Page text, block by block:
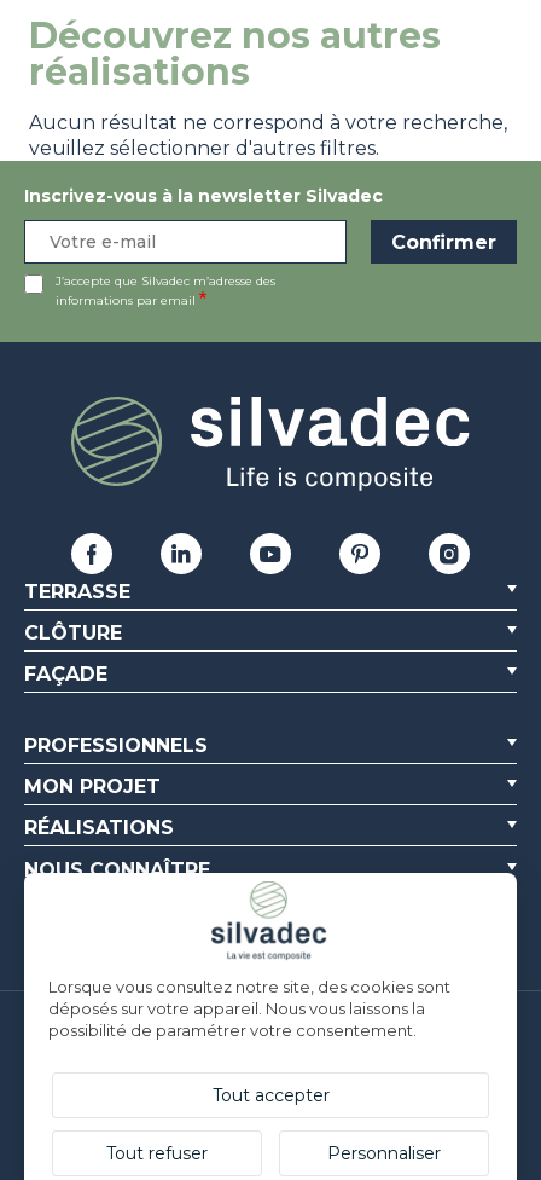
Découvrez nos autres
réalisations
Aucun résultat ne correspond à votre recherche,
veuillez sélectionner d'autres filtres.
Inscrivez-vous à la newsletter Silvadec
J’accepte que Silvadec m’adresse des
informations par email
TERRASSE
CLÔTURE
FAÇADE
PROFESSIONNELS
MON PROJET
RÉALISATIONS
NOUS CONNAÎTRE
Silvadec France
F-56190 ARZAL | T. +33 (0)2 97 450 900
Silvadec Deutschland
Ludwig-Erhard-Straße 3
Lorsque vous consultez notre site, des cookies sont
déposés sur votre appareil. Nous vous laissons la
possibilité de paramétrer votre consentement.
Tout accepter
Tout refuser Personnaliser